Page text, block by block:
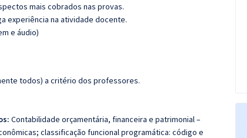
mais cobrados nas provas.
experiência na atividade docente.
e áudio)
todos) a critério dos professores.
Contabilidade orçamentária, financeira e patrimonial –
classificação funcional programática: código e